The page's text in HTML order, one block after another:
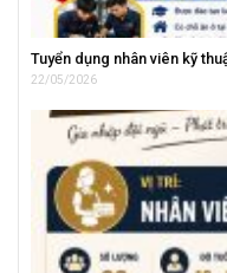
Tuyển dụng nhân viên kỹ
22/05/2026